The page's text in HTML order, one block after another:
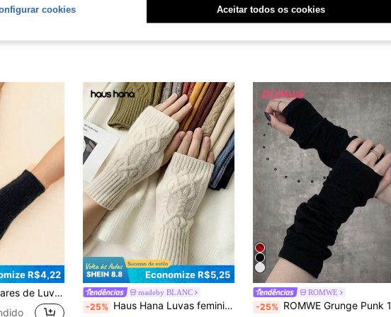
R$4,22
Quentes Masculinas, Luvas Infantis, Luvas de Malha Quentes e Elásticas em Estilo Minimalista nas Cores Preto, Cáqui, Cinza, Adequadas para Outono/Inverno
Economize R$5,25
madeby BLANC
-25% Haus Hana Luvas femininas de tricô sem dedos
#1 Mais Vendido
em Estética de crochê Luvas Femininas
(1000+)
ROMWE
-25% ROMWE Grunge Punk 1 par de Mangas Sólidas para Braço Feminino, Acessórios de Halloween, Luvas de Inverno Frias
#2 Mais Vendido
em Noite fora Luvas Femininas
(1000+)
cookies Aceitar todos os cookies